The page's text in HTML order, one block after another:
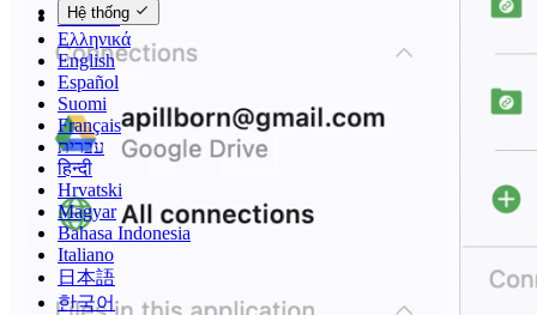
Deutsch
Ελληνικά
English
Español
Suomi
Français
עברית
हिन्दी
Hrvatski
Magyar
Bahasa Indonesia
Italiano
日本語
한국어
Hệ thống